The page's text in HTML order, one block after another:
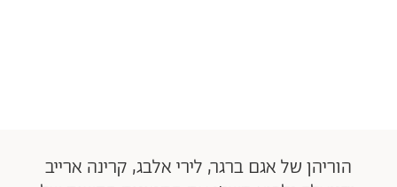
הוריהן של אגם ברגר, לירי אלבג, קרינה ארייב